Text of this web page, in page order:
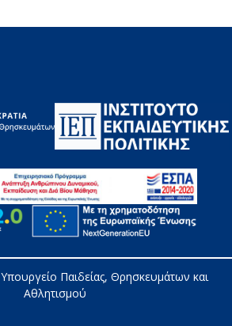
Υπουργείο Παιδείας, Θρησκευμάτων και
Αθλητισμού